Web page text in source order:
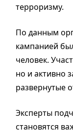
терроризму.
По данным
кампанией
человек.
но и активно
развернутые
Эксперты
становятся